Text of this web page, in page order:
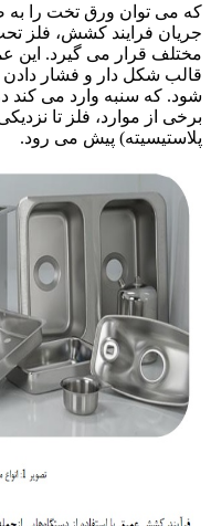
که می توان ورق تخت را
جریان فرایند کشش، فلز
مختلف قرار می گیرد. این
قالب شکل دار و فشار دادن
شود. که سنبه وارد می کند
برخی از موارد، فلز تا
پلاستیسیته) پیش می رود.